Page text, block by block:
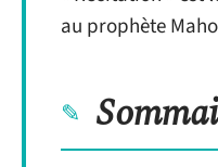
au prophète